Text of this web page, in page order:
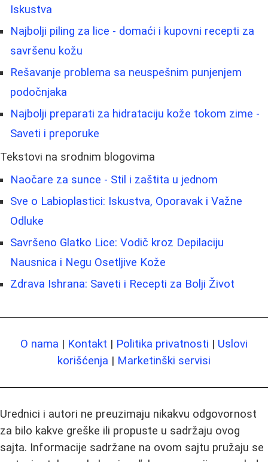
Iskustva
Najbolji piling za lice - domaći i kupovni recepti za
savršenu kožu
Rešavanje problema sa neuspešnim punjenjem
podočnjaka
Najbolji preparati za hidrataciju kože tokom zime -
Saveti i preporuke
Tekstovi na srodnim blogovima
Naočare za sunce - Stil i zaštita u jednom
Sve o Labioplastici: Iskustva, Oporavak i Važne
Odluke
Savršeno Glatko Lice: Vodič kroz Depilaciju
Nausnica i Negu Osetljive Kože
Zdrava Ishrana: Saveti i Recepti za Bolji Život
O nama | Kontakt | Politika privatnosti | Uslovi
korišćenja | Marketinški servisi
Urednici i autori ne preuzimaju nikakvu odgovornost
za bilo kakve greške ili propuste u sadržaju ovog
sajta. Informacije sadržane na ovom sajtu pružaju se